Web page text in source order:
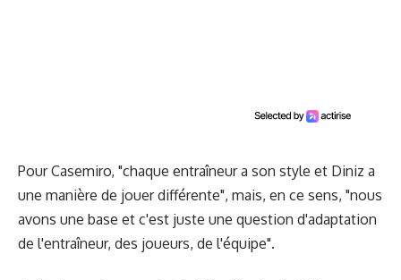
Pour Casemiro, "chaque entraîneur a son style et Diniz a
une manière de jouer différente", mais, en ce sens, "nous
avons une base et c'est juste une question d'adaptation
de l'entraîneur, des joueurs, de l'équipe".